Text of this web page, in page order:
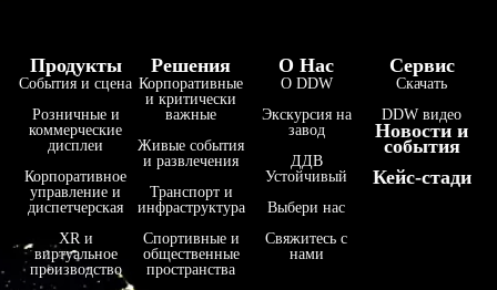
Продукты
События и сцена
Розничные и
коммерческие
дисплеи
Корпоративное
управление и
диспетчерская
XR и
виртуальное
производство
Решения
Корпоративные
и критически
важные
Живые события
и развлечения
Транспорт и
инфраструктура
Спортивные и
общественные
пространства
О Нас
О DDW
Экскурсия на
завод
ДДВ
Устойчивый
Выбери нас
Свяжитесь с
нами
Сервис
Скачать
DDW видео
Новости и
события
Кейс-стади